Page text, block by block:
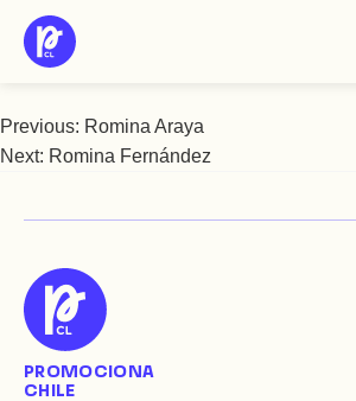
Saltar
Romina Cid
Navegación
entradas
Previous: Romina Araya
Next: Romina Fernández
PROMOCIONA
CHILE